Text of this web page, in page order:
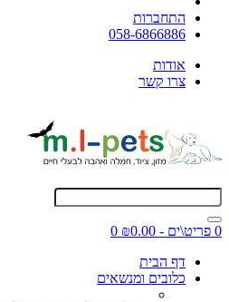
התחברות
058-6866886
אודות
צרו קשר
0 פריט\ים - ₪0.00
0
דף הבית
כלובים ומנשאים